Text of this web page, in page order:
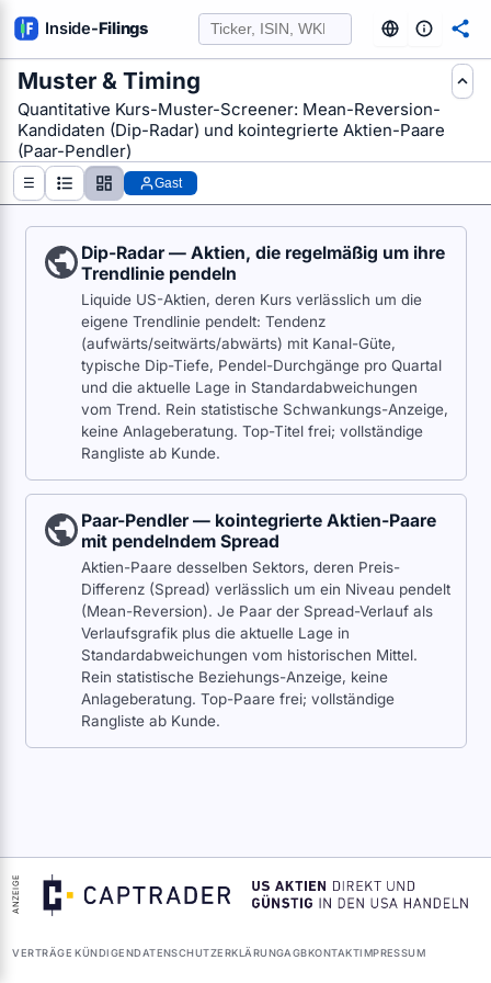
Inside-Filings
AUS SEC-FILINGS AUSWERTEN
Muster & Timing
Quantitative Kurs-Muster-Screener: Mean-Reversion-
Kandidaten (Dip-Radar) und kointegrierte Aktien-Paare
(Paar-Pendler)
☰ Gast
Dip-Radar — Aktien, die regelmäßig um ihre
Trendlinie pendeln
Liquide US-Aktien, deren Kurs verlässlich um die
eigene Trendlinie pendelt: Tendenz
(aufwärts/seitwärts/abwärts) mit Kanal-Güte,
typische Dip-Tiefe, Pendel-Durchgänge pro Quartal
und die aktuelle Lage in Standardabweichungen
vom Trend. Rein statistische Schwankungs-Anzeige,
keine Anlageberatung. Top-Titel frei; vollständige
Rangliste ab Kunde.
Paar-Pendler — kointegrierte Aktien-Paare
mit pendelndem Spread
Aktien-Paare desselben Sektors, deren Preis-
Differenz (Spread) verlässlich um ein Niveau pendelt
(Mean-Reversion). Je Paar der Spread-Verlauf als
Verlaufsgrafik plus die aktuelle Lage in
Standardabweichungen vom historischen Mittel.
Rein statistische Beziehungs-Anzeige, keine
Anlageberatung. Top-Paare frei; vollständige
Rangliste ab Kunde.
ANZEIGE
VERTRÄGE KÜNDIGENDATENSCHUTZERKLÄRUNGAGBKONTAKTIMPRESSUM